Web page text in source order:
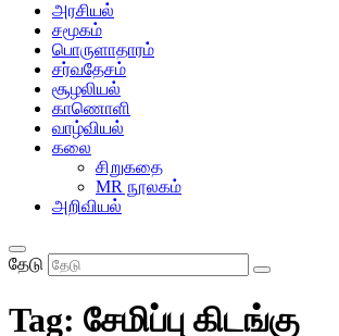
அரசியல்
சமூகம்
பொருளாதாரம்
சர்வதேசம்
சூழலியல்
காணொளி
வாழ்வியல்
கலை
சிறுகதை
MR நூலகம்
அறிவியல்
தேடு
Tag: சேமிப்பு கிடங்கு